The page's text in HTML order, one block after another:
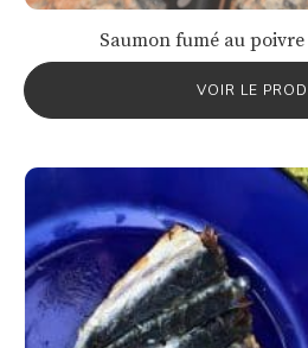
Saumon fumé au
VOIR LE